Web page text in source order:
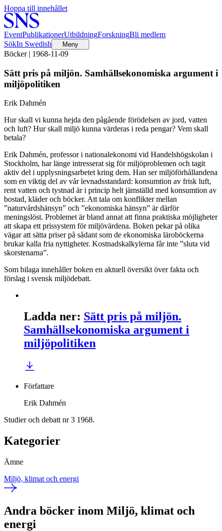
Hoppa till innehållet
EventPublikationerUtbildningForskningBli medlem
SökIn Swedish Meny
Böcker | 1968-11-09
Sätt pris på miljön. Samhällsekonomiska argument i
miljöpolitiken
Erik Dahmén
Hur skall vi kunna hejda den pågående förödelsen av jord, vatten
och luft? Hur skall miljö kunna värderas i reda pengar? Vem skall
betala?
Erik Dahmén, professor i nationalekonomi vid Handelshögskolan i
Stockholm, har länge intresserat sig för miljöproblemen och tagit
aktiv del i upplysningsarbetet kring dem. Han ser miljöförhållandena
som en viktig del av vår levnadsstandard: konsumtion av frisk luft,
rent vatten och tystnad är i princip helt jämställd med konsumtion av
bostad, kläder och böcker. Att tala om konflikter mellan
”naturvårdshänsyn” och ”ekonomiska hänsyn” är därför
meningslöst. Problemet är bland annat att finna praktiska möjligheter
att skapa ett prissystem för miljövärdena. Boken pekar på olika
vägar att sätta priser på sådant som de ekonomiska läroböckerna
brukar kalla fria nyttigheter. Kostnadskalkylerna får inte ”sluta vid
skorstenarna”.
Som bilaga innehåller boken en aktuell översikt över fakta och
förslag i svensk miljödebatt.
Ladda ner: Sätt pris på miljön.
Samhällsekonomiska argument i
miljöpolitiken
Författare
Erik Dahmén
Studier och debatt nr 3 1968.
Kategorier
Ämne
Miljö, klimat och energi
Andra böcker inom Miljö, klimat och
energi